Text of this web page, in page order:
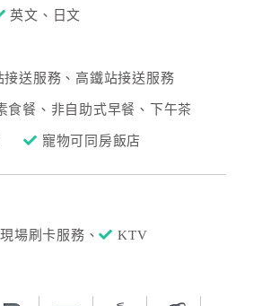
英文、日文
接送服務、高鐵站接送服務
食餐、非自助式早餐、下午茶
寵物可同房飯店
現場刷卡服務、 KTV